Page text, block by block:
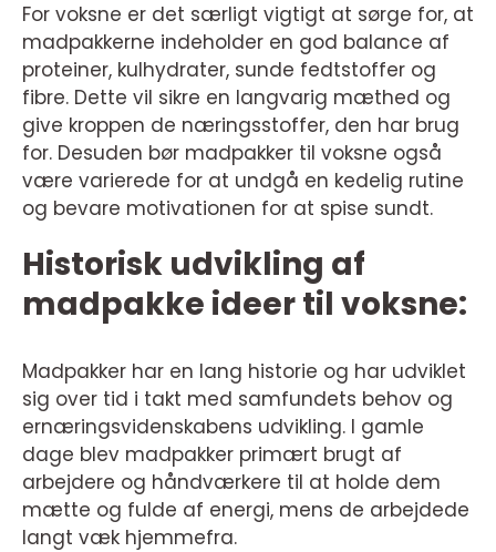
For voksne er det særligt vigtigt at sørge for, at
madpakkerne indeholder en god balance af
proteiner, kulhydrater, sunde fedtstoffer og
fibre. Dette vil sikre en langvarig mæthed og
give kroppen de næringsstoffer, den har brug
for. Desuden bør madpakker til voksne også
være varierede for at undgå en kedelig rutine
og bevare motivationen for at spise sundt.
Historisk udvikling af
madpakke ideer til voksne:
Madpakker har en lang historie og har udviklet
sig over tid i takt med samfundets behov og
ernæringsvidenskabens udvikling. I gamle
dage blev madpakker primært brugt af
arbejdere og håndværkere til at holde dem
mætte og fulde af energi, mens de arbejdede
langt væk hjemmefra.